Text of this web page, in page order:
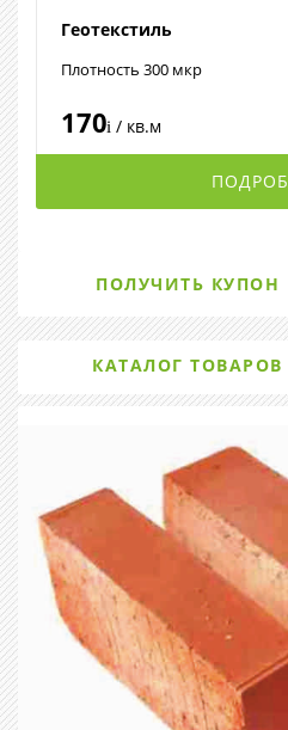
Геотекстиль
Плотность 300 мкр
170i / кв.м
ПОЛУЧИТЬ КУПОН
КАТАЛОГ ТОВАРОВ